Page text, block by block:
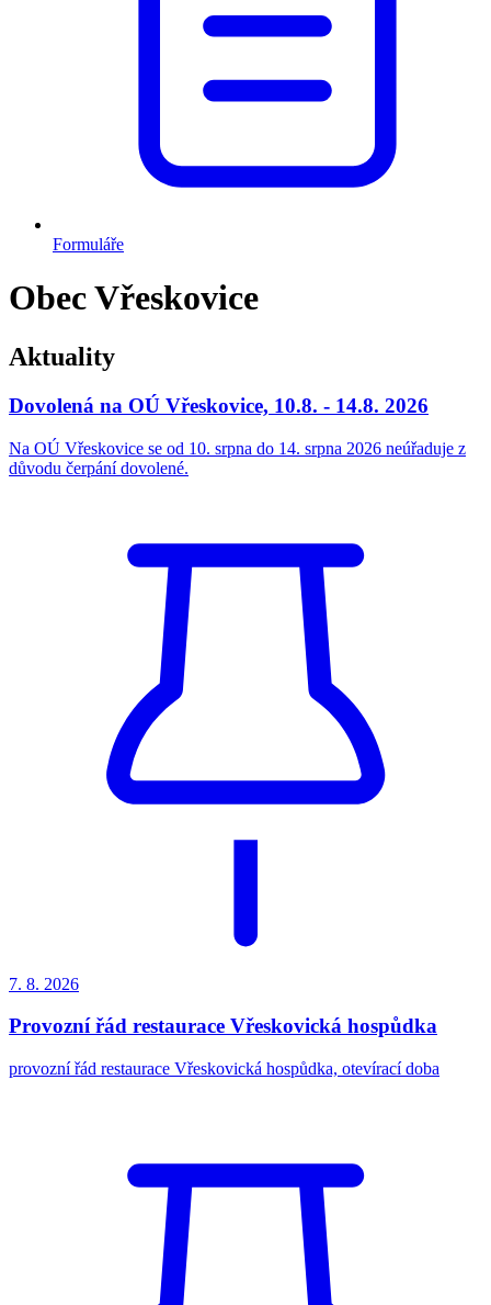
Formuláře
Obec Vřeskovice
Aktuality
Dovolená na OÚ Vřeskovice, 10.8. - 14.8. 2026
Na OÚ Vřeskovice se od 10. srpna do 14. srpna 2026 neúřaduje z
důvodu čerpání dovolené.
7. 8. 2026
Provozní řád restaurace Vřeskovická hospůdka
provozní řád restaurace Vřeskovická hospůdka, otevírací doba